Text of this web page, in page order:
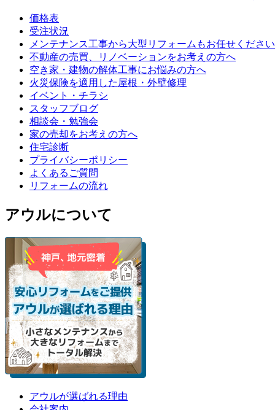
価格表
受注状況
メンテナンス工事から大型リフォームもお任せください
不動産の売買、リノベーションをお考えの方へ
空き家・建物の解体工事にお悩みの方へ
火災保険を適用した屋根・外壁修理
イベント・チラシ
スタッフブログ
相談会・勉強会
家の売却をお考えの方へ
住宅診断
プライバシーポリシー
よくあるご質問
リフォームの流れ
アウルについて
アウルが選ばれる理由